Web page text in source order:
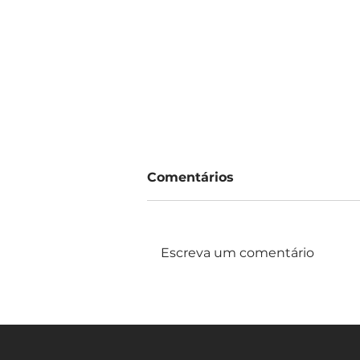
Comentários
Escreva um comentário